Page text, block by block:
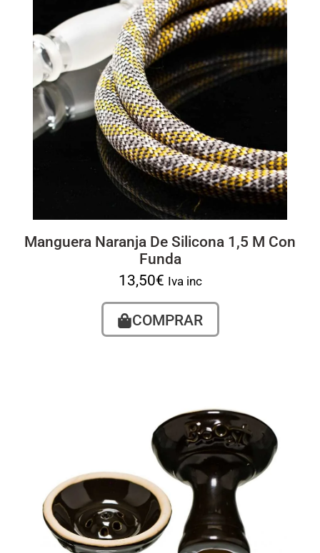
Manguera Naranja De Silicona 1,5 M Con
Funda
13,50€ Iva inc
COMPRAR